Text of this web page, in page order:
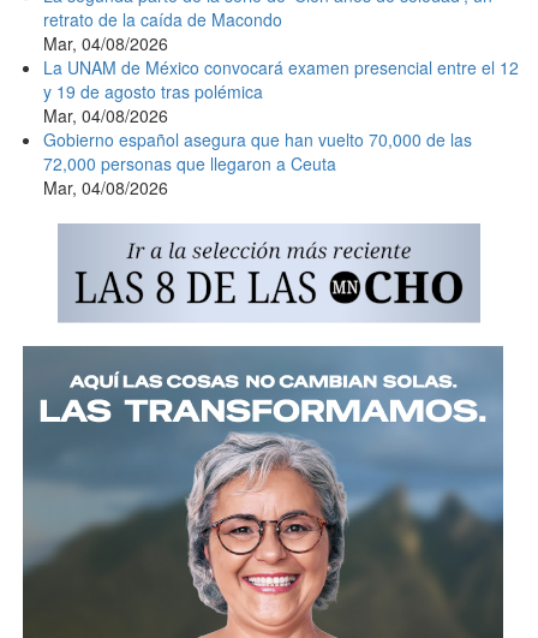
retrato de la caída de Macondo
Mar, 04/08/2026
La UNAM de México convocará examen presencial entre el 12
y 19 de agosto tras polémica
Mar, 04/08/2026
Gobierno español asegura que han vuelto 70,000 de las
72,000 personas que llegaron a Ceuta
Mar, 04/08/2026